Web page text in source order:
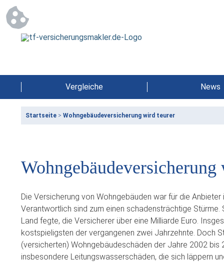
Vergleiche News
Startseite > Wohngebäudeversicherung wird teurer
Die Versicherung von Wohngebäuden war für die
Verantwortlich sind zum einen schadensträchtige
Land fegte, die Versicherer über eine Milliarde Euro.
kostspieligsten der vergangenen zwei Jahrzehnte. Doch
(versicherten) Wohngebäudeschäden der Jahre 2002 bis
insbesondere Leitungswasserschäden, die sich läppern